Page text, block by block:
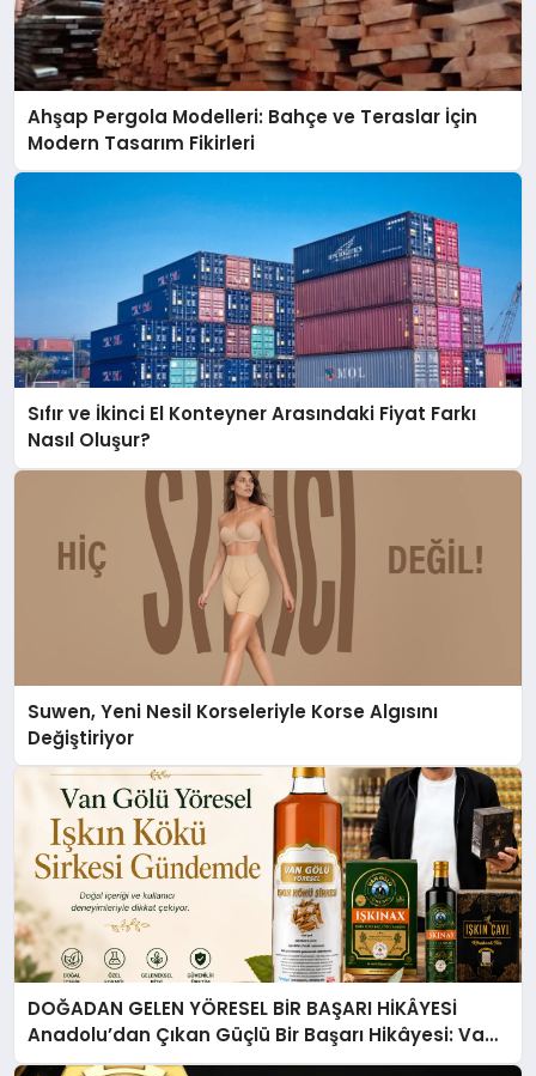
Ahşap Pergola Modelleri: Bahçe ve Teraslar İçin
Modern Tasarım Fikirleri
Sıfır ve İkinci El Konteyner Arasındaki Fiyat Farkı
Nasıl Oluşur?
Suwen, Yeni Nesil Korseleriyle Korse Algısını
Değiştiriyor
DOĞADAN GELEN YÖRESEL BİR BAŞARI HİKÂYESİ
Anadolu’dan Çıkan Güçlü Bir Başarı Hikâyesi: Van
Gölü Yöresel Işkın Kökü Sirkesi